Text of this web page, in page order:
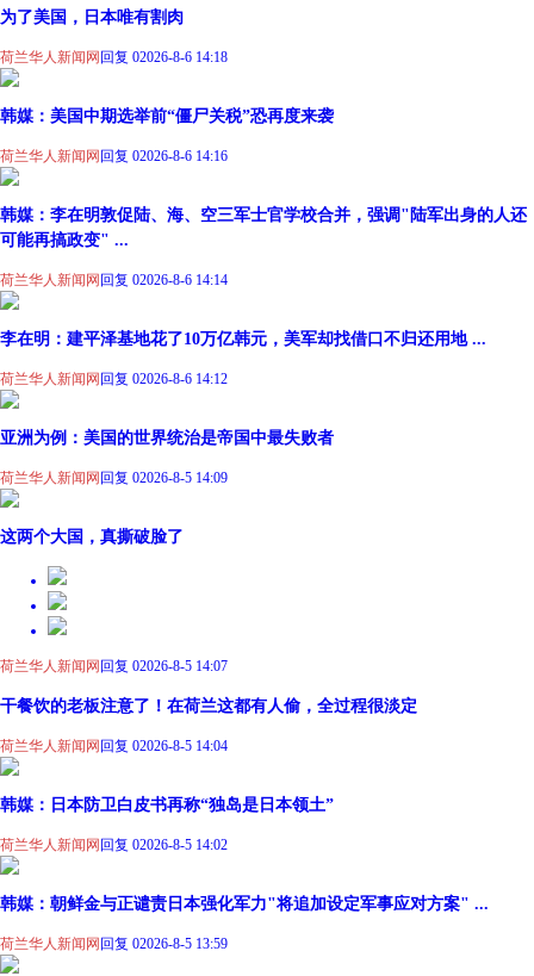
为了美国，日本唯有割肉
荷兰华人新闻网回复 02026-8-6 14:18
韩媒：美国中期选举前“僵尸关税”恐再度来袭
荷兰华人新闻网 回复 02026-8-6 14:16
韩媒：李在明敦促陆、海、空三军士官学校合并，强调"陆军出身的人还
可能再搞政变" ...
荷兰华人新闻网 回复 02026-8-6 14:14
李在明：建平泽基地花了10万亿韩元，美军却找借口不归还用地 ...
荷兰华人新闻网 回复 02026-8-6 14:12
亚洲为例：美国的世界统治是帝国中最失败者
荷兰华人新闻网 回复 02026-8-5 14:09
这两个大国，真撕破脸了
荷兰华人新闻网 回复 02026-8-5 14:07
干餐饮的老板注意了！在荷兰这都有人偷，全过程很淡定
荷兰华人新闻网 回复 02026-8-5 14:04
韩媒：日本防卫白皮书再称“独岛是日本领土”
荷兰华人新闻网 回复 02026-8-5 14:02
韩媒：朝鲜金与正谴责日本强化军力"将追加设定军事应对方案" ...
荷兰华人新闻网 回复 02026-8-5 13:59